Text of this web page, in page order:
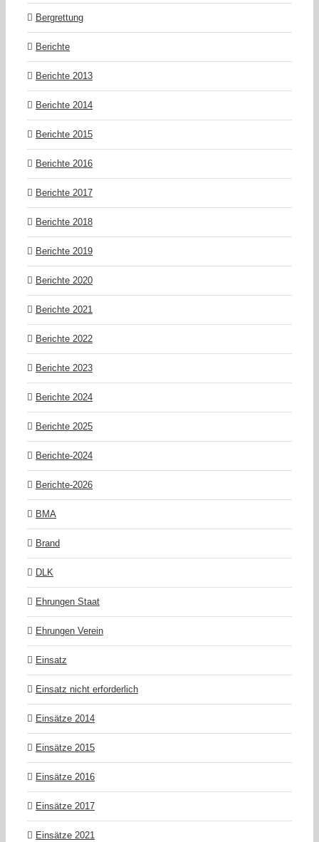
Bergrettung
Berichte
Berichte 2013
Berichte 2014
Berichte 2015
Berichte 2016
Berichte 2017
Berichte 2018
Berichte 2019
Berichte 2020
Berichte 2021
Berichte 2022
Berichte 2023
Berichte 2024
Berichte 2025
Berichte-2024
Berichte-2026
BMA
Brand
DLK
Ehrungen Staat
Ehrungen Verein
Einsatz
Einsatz nicht erforderlich
Einsätze 2014
Einsätze 2015
Einsätze 2016
Einsätze 2017
Einsätze 2021